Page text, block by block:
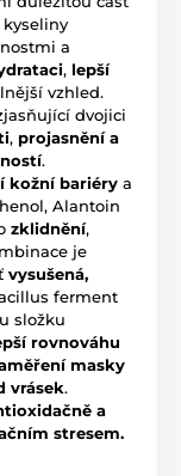
a
, lepší
vzhled.
dvojici
, projasnění a
.
kožní bariéry a
Alantoin
zklidnění,
je
vysušená,
ferment
složku
rovnováhu
masky
vrásek.
a
stresem.